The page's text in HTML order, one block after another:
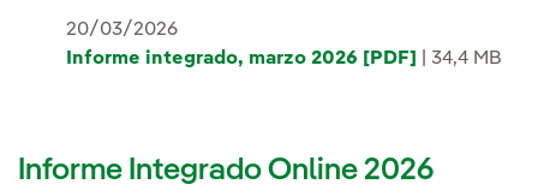
20/03/2026
Informe integrado, marzo 2026 [PDF]
| 34,4 MB
Informe Integrado Online 2026